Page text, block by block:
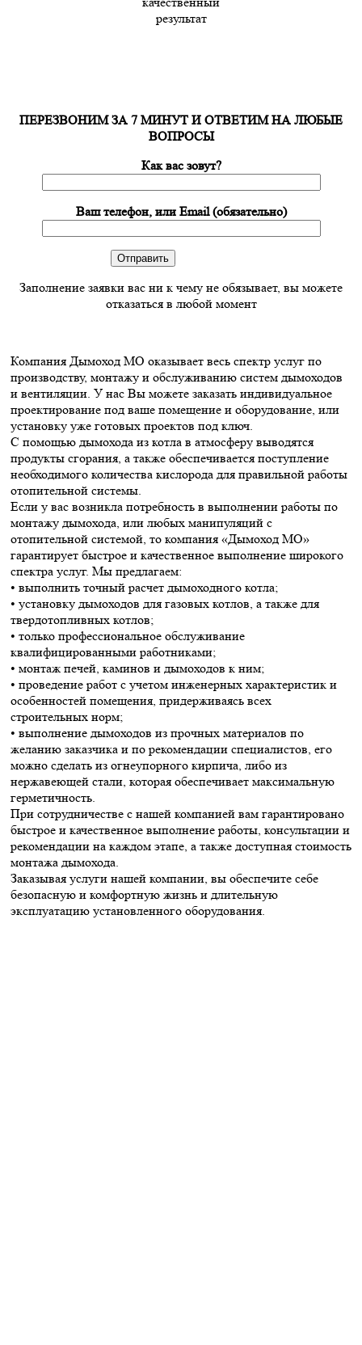
результат
ПЕРЕЗВОНИМ ЗА 7 МИНУТ И ОТВЕТИМ НА ЛЮБЫЕ
ВОПРОСЫ
Как вас зовут?
Ваш телефон, или Email (обязательно)
Заполнение заявки вас ни к чему не обязывает, вы можете
отказаться в любой момент
Компания Дымоход МО оказывает весь спектр услуг по
производству, монтажу и обслуживанию систем дымоходов
и вентиляции. У нас Вы можете заказать индивидуальное
проектирование под ваше помещение и оборудование, или
установку уже готовых проектов под ключ.
С помощью дымохода из котла в атмосферу выводятся
продукты сгорания, а также обеспечивается поступление
необходимого количества кислорода для правильной работы
отопительной системы.
Если у вас возникла потребность в выполнении работы по
монтажу дымохода, или любых манипуляций с
отопительной системой, то компания «Дымоход МО»
гарантирует быстрое и качественное выполнение широкого
спектра услуг. Мы предлагаем:
• выполнить точный расчет дымоходного котла;
• установку дымоходов для газовых котлов, а также для
твердотопливных котлов;
• только профессиональное обслуживание
квалифицированными работниками;
• монтаж печей, каминов и дымоходов к ним;
• проведение работ с учетом инженерных характеристик и
особенностей помещения, придерживаясь всех
строительных норм;
• выполнение дымоходов из прочных материалов по
желанию заказчика и по рекомендации специалистов, его
можно сделать из огнеупорного кирпича, либо из
нержавеющей стали, которая обеспечивает максимальную
герметичность.
При сотрудничестве с нашей компанией вам гарантировано
быстрое и качественное выполнение работы, консультации и
рекомендации на каждом этапе, а также доступная стоимость
монтажа дымохода.
Заказывая услуги нашей компании, вы обеспечите себе
безопасную и комфортную жизнь и длительную
эксплуатацию установленного оборудования.